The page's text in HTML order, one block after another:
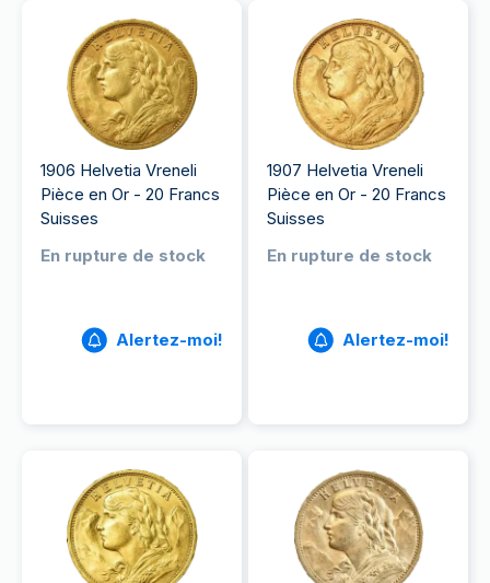
1906 Helvetia Vreneli
Pièce en Or - 20 Francs
Suisses
En rupture de stock
Alertez-moi!
1907 Helvetia Vreneli
Pièce en Or - 20 Francs
Suisses
En rupture de stock
Alertez-moi!